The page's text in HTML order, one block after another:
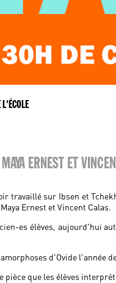
L'ÉCOLE
ERNEST ET
travaillé sur Ibsen et
Ernest et Vincent Calas.
es élèves, aujourd'hui
d'Ovide l'année
pièce que les élèves